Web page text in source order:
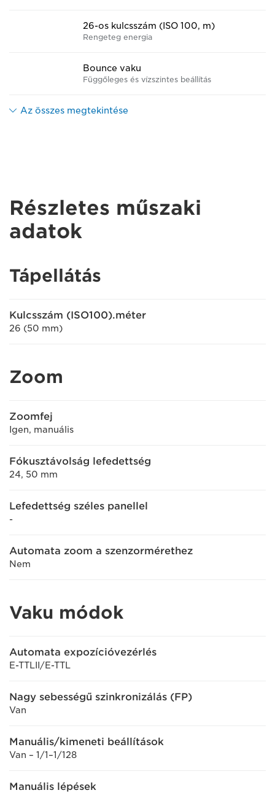
26-os kulcsszám (ISO 100, m)
Rengeteg energia
Bounce vaku
Függőleges és vízszintes beállítás
Az összes megtekintése
Részletes műszaki
adatok
Tápellátás
Kulcsszám (ISO100).méter
26 (50 mm)
Zoom
Zoomfej
Igen, manuális
Fókusztávolság lefedettség
24, 50 mm
Lefedettség széles panellel
-
Automata zoom a szenzormérethez
Nem
Vaku módok
Automata expozícióvezérlés
E-TTLII/E-TTL
Nagy sebességű szinkronizálás (FP)
Van
Manuális/kimeneti beállítások
Van – 1/1–1/128
Manuális lépések